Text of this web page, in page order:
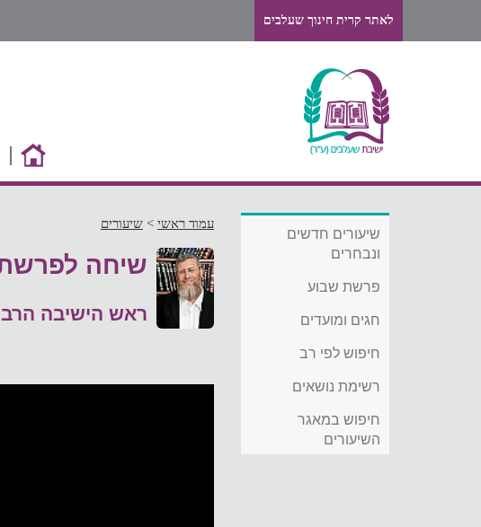
לאתר קרית חינוך שעלבים
שיעורים חדשים
ונבחרים
פרשת שבוע
חגים ומועדים
חיפוש לפי רב
רשימת נושאים
חיפוש במאגר
השיעורים
עמוד ראשי > שיעורים
שיחה לפרשת
ראש הישיבה